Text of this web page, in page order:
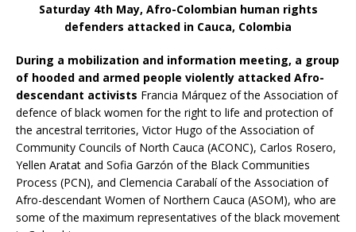
Saturday 4th May, Afro-Colombian human rights
defenders attacked in Cauca, Colombia
During a mobilization and information meeting, a group
of hooded and armed people violently attacked Afro-
descendant activists Francia Márquez of the Association of
defence of black women for the right to life and protection of
the ancestral territories, Victor Hugo of the Association of
Community Councils of North Cauca (ACONC), Carlos Rosero,
Yellen Aratat and Sofia Garzón of the Black Communities
Process (PCN), and Clemencia Carabalí of the Association of
Afro-descendant Women of Northern Cauca (ASOM), who are
some of the maximum representatives of the black movement